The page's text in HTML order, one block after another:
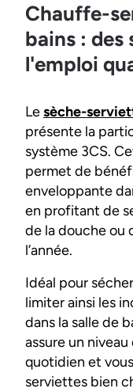
Chauffe-
bains : des
l'emploi
Lesèche-
présente la
système 3CS.
permet de
enveloppante
en profitant de
de la douche ou
l’année.
Idéal pour
limiter ainsi les
dans la salle de
assure un
quotidien et
serviettes bien